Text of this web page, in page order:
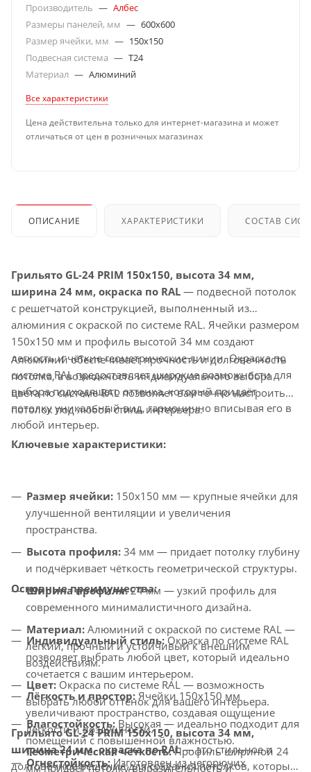
Производитель — Албес
Размеры панелей, мм — 600x600
Размер ячейки, мм — 150x150
Подвесная система — T24
Материал — Алюминий
Все характеристики
Цена действительна только для интернет-магазина и может
отличаться от цен в розничных магазинах
ОПИСАНИЕ ХАРАКТЕРИСТИКИ СОСТАВ
Грильято GL-24 PRIM 150x150, высота 34 мм,
ширина 24 мм, окраска по RAL — подвесной потолок
с решетчатой конструкцией, выполненный из
алюминия с окраской по системе RAL. Ячейки размером
150x150 мм и профиль высотой 34 мм создают
легкость и чёткие геометрические линии. Окраска по
системе RAL предоставляет широкие возможности для
выбора подходящего оттенка, который придаёт
потолку уникальный вид, гармонично вписывая его в
любой интерьер.
Алюминий обеспечивает прочность и долговечность
потолка, а возможность индивидуального выбора
цвета по системе RAL позволяет вам точно настроить
потолок под любой стиль интерьера.
Ключевые характеристики:
Размер ячейки: 150x150 мм — крупные ячейки для
улучшенной вентиляции и увеличения
пространства.
Высота профиля: 34 мм — придает потолку глубину
и подчёркивает чёткость геометрической структуры.
Ширина профиля:24 мм — узкий профиль для
современного минималистичного дизайна.
Материал: Алюминий с окраской по системе RAL —
лёгкий, прочный и устойчивый к внешним
воздействиям.
Цвет: Окраска по системе RAL — возможность
выбрать любой оттенок для вашего интерьера.
Влагостойкость: Высокая — идеально подходит для
помещений с повышенной влажностью.
Огнестойкость:Изготовлен из негорючих
Основные преимущества:
Индивидуальный стиль: Окраска по системе RAL
позволяет выбрать любой цвет, который идеально
сочетается с вашим интерьером.
Лёгкость и простор: Ячейки 150x150 мм
увеличивают пространство, создавая ощущение
лёгкости и воздушности.
Геометрическая чёткость:Профиль шириной 24
мм придаёт потолку выразительность и
Грильято GL-24 PRIM 150x150, высота 34 мм,
ширина 24 мм, окраска по RAL— это стильное и
долговечное решение для создания потолков, которые